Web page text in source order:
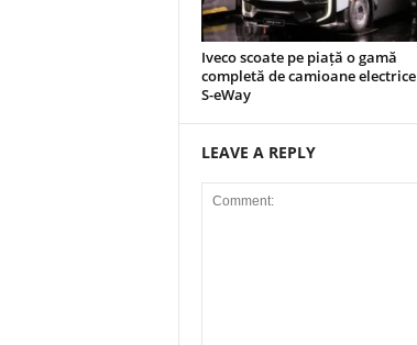
Iveco scoate pe piață o gamă
completă de camioane electrice
S-eWay
LEAVE A REPLY